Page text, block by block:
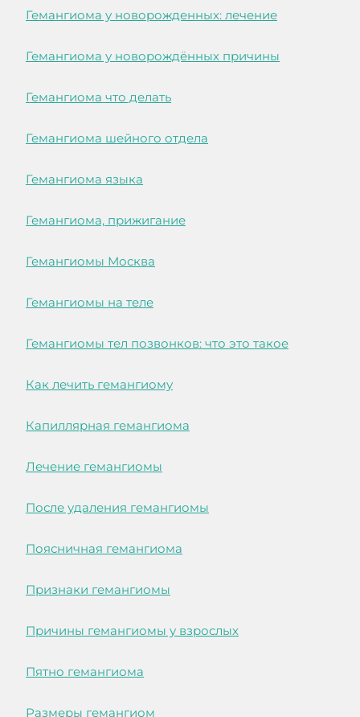
Гемангиома у новорожденных: лечение
Гемангиома у новорождённых причины
Гемангиома что делать
Гемангиома шейного отдела
Гемангиома языка
Гемангиома, прижигание
Гемангиомы Москва
Гемангиомы на теле
Гемангиомы тел позвонков: что это такое
Как лечить гемангиому
Капиллярная гемангиома
Лечение гемангиомы
После удаления гемангиомы
Поясничная гемангиома
Признаки гемангиомы
Причины гемангиомы у взрослых
Пятно гемангиома
Размеры гемангиом